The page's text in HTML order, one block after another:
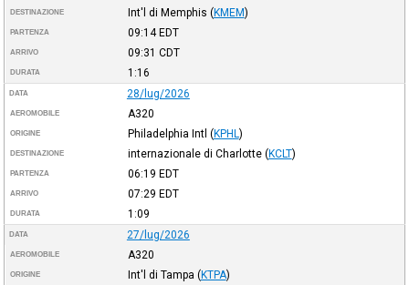
DESTINAZIONE Int'l di Memphis (KMEM)
PARTENZA 09:14EDT
ARRIVO 09:31 CDT
DURATA 1:16
DATA 28/lug/2026
AEROMOBILE A320
ORIGINE Philadelphia Intl (KPHL )
DESTINAZIONE internazionale di Charlotte (KCLT)
PARTENZA 06:19 EDT
ARRIVO 07:29 EDT
DURATA 1:09
DATA 27/lug/2026
AEROMOBILE A320
ORIGINE Int'l di Tampa (KTPA)